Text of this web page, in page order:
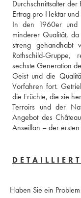
Durchschnittsalter
Ertrag pro Hektar
In den 1960er und
minderer Qualität,
streng
Rothschild-
sechste Generation
Geist und die
Vorfahren fort.
die Früchte, die sie
Terroirs und der
Angebot des
Anseillan – der
Haben Sie ein